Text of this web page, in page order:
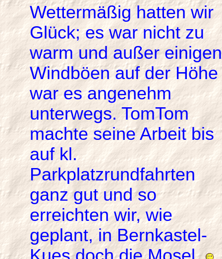
Wettermäßig hatten wir
Glück; es war nicht zu
warm und außer einigen
Windböen auf der Höhe
war es angenehm
unterwegs. TomTom
machte seine Arbeit bis
auf kl.
Parkplatzrundfahrten
ganz gut und so
erreichten wir, wie
geplant, in Bernkastel-